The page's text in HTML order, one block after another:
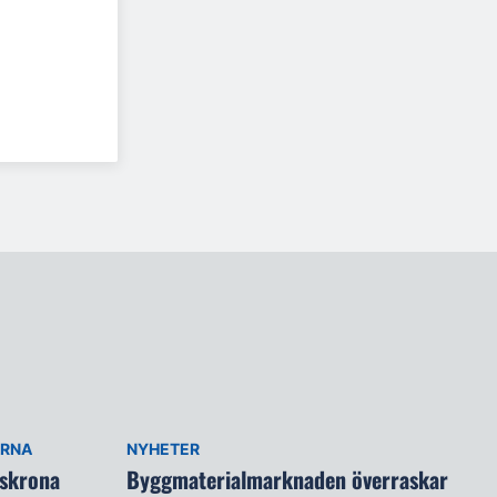
NYHETER
Byggmaterialmarknaden överraskar